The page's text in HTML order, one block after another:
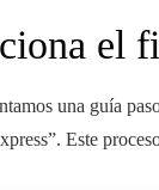
el
una guía
Este